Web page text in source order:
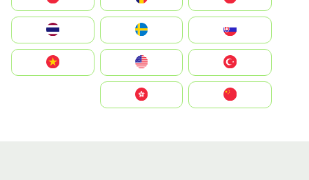
Slovensko
United States
Vietnam